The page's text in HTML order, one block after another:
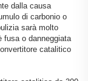
dalla causa
di carbonio o
sarà molto
fusa o danneggiata
catalitico